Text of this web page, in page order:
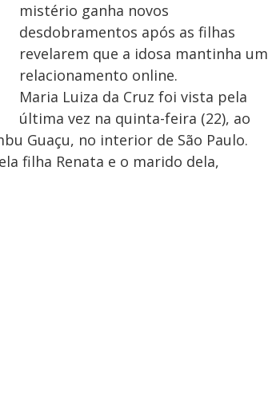
mistério ganha novos
desdobramentos após as filhas
revelarem que a idosa mantinha um
relacionamento online.
Maria Luiza da Cruz foi vista pela
última vez na quinta-feira (22), ao
Guaçu, no interior de São Paulo.
filha Renata e o marido dela,